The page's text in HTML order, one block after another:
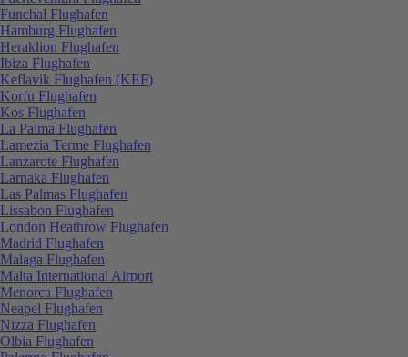
Funchal Flughafen
Hamburg Flughafen
Heraklion Flughafen
Ibiza Flughafen
Keflavik Flughafen (KEF)
Korfu Flughafen
Kos Flughafen
La Palma Flughafen
Lamezia Terme Flughafen
Lanzarote Flughafen
Larnaka Flughafen
Las Palmas Flughafen
Lissabon Flughafen
London Heathrow Flughafen
Madrid Flughafen
Malaga Flughafen
Malta International Airport
Menorca Flughafen
Neapel Flughafen
Nizza Flughafen
Olbia Flughafen